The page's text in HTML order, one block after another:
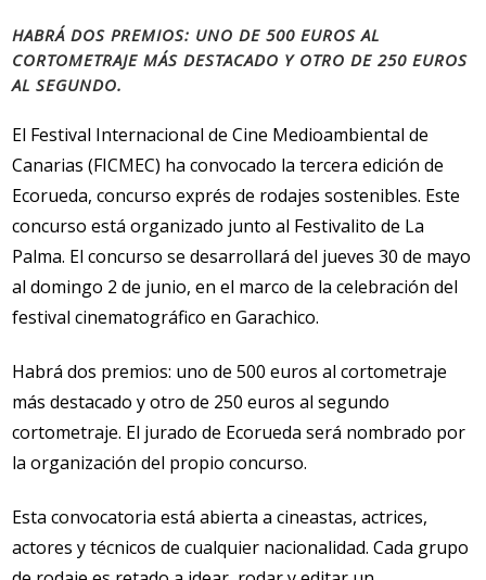
HABRÁ DOS PREMIOS: UNO DE 500 EUROS AL
CORTOMETRAJE MÁS DESTACADO Y OTRO DE 250 EUROS
AL SEGUNDO.
El Festival Internacional de Cine Medioambiental de
Canarias (FICMEC) ha convocado la tercera edición de
Ecorueda, concurso exprés de rodajes sostenibles. Este
concurso está organizado junto al Festivalito de La
Palma. El concurso se desarrollará del jueves 30 de mayo
al domingo 2 de junio, en el marco de la celebración del
festival cinematográfico en Garachico.
Habrá dos premios: uno de 500 euros al cortometraje
más destacado y otro de 250 euros al segundo
cortometraje. El jurado de Ecorueda será nombrado por
la organización del propio concurso.
Esta convocatoria está abierta a cineastas, actrices,
actores y técnicos de cualquier nacionalidad. Cada grupo